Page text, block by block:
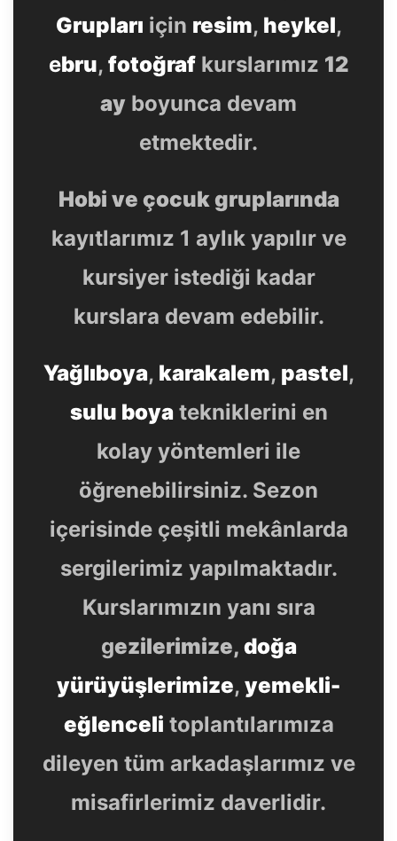
Grupları için resim, heykel,
ebru, fotoğrafkurslarımız 12
ay boyunca devam
etmektedir.
Hobi ve çocuk gruplarında
kayıtlarımız 1 aylık yapılır ve
kursiyer istediği kadar
kurslara devam edebilir.
Yağlıboya, karakalem, pastel,
sulu boyatekniklerini en
kolay yöntemleri ile
öğrenebilirsiniz. Sezon
içerisinde çeşitli mekânlarda
sergilerimiz yapılmaktadır.
Kurslarımızın yanı sıra
gezilerimize, doğa
yürüyüşlerimize, yemekli-
eğlenceli toplantılarımıza
dileyen tüm arkadaşlarımız ve
misafirlerimiz daverlidir.